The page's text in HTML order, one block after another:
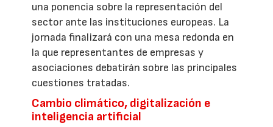
una ponencia sobre la representación del
sector ante las instituciones europeas. La
jornada finalizará con una mesa redonda en
la que representantes de empresas y
asociaciones debatirán sobre las principales
cuestiones tratadas.
Cambio climático, digitalización e
inteligencia artificial